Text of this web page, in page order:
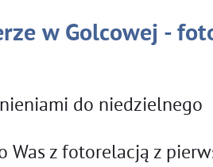
w Golcowej -
do niedzielnego
Was z fotorelacją z